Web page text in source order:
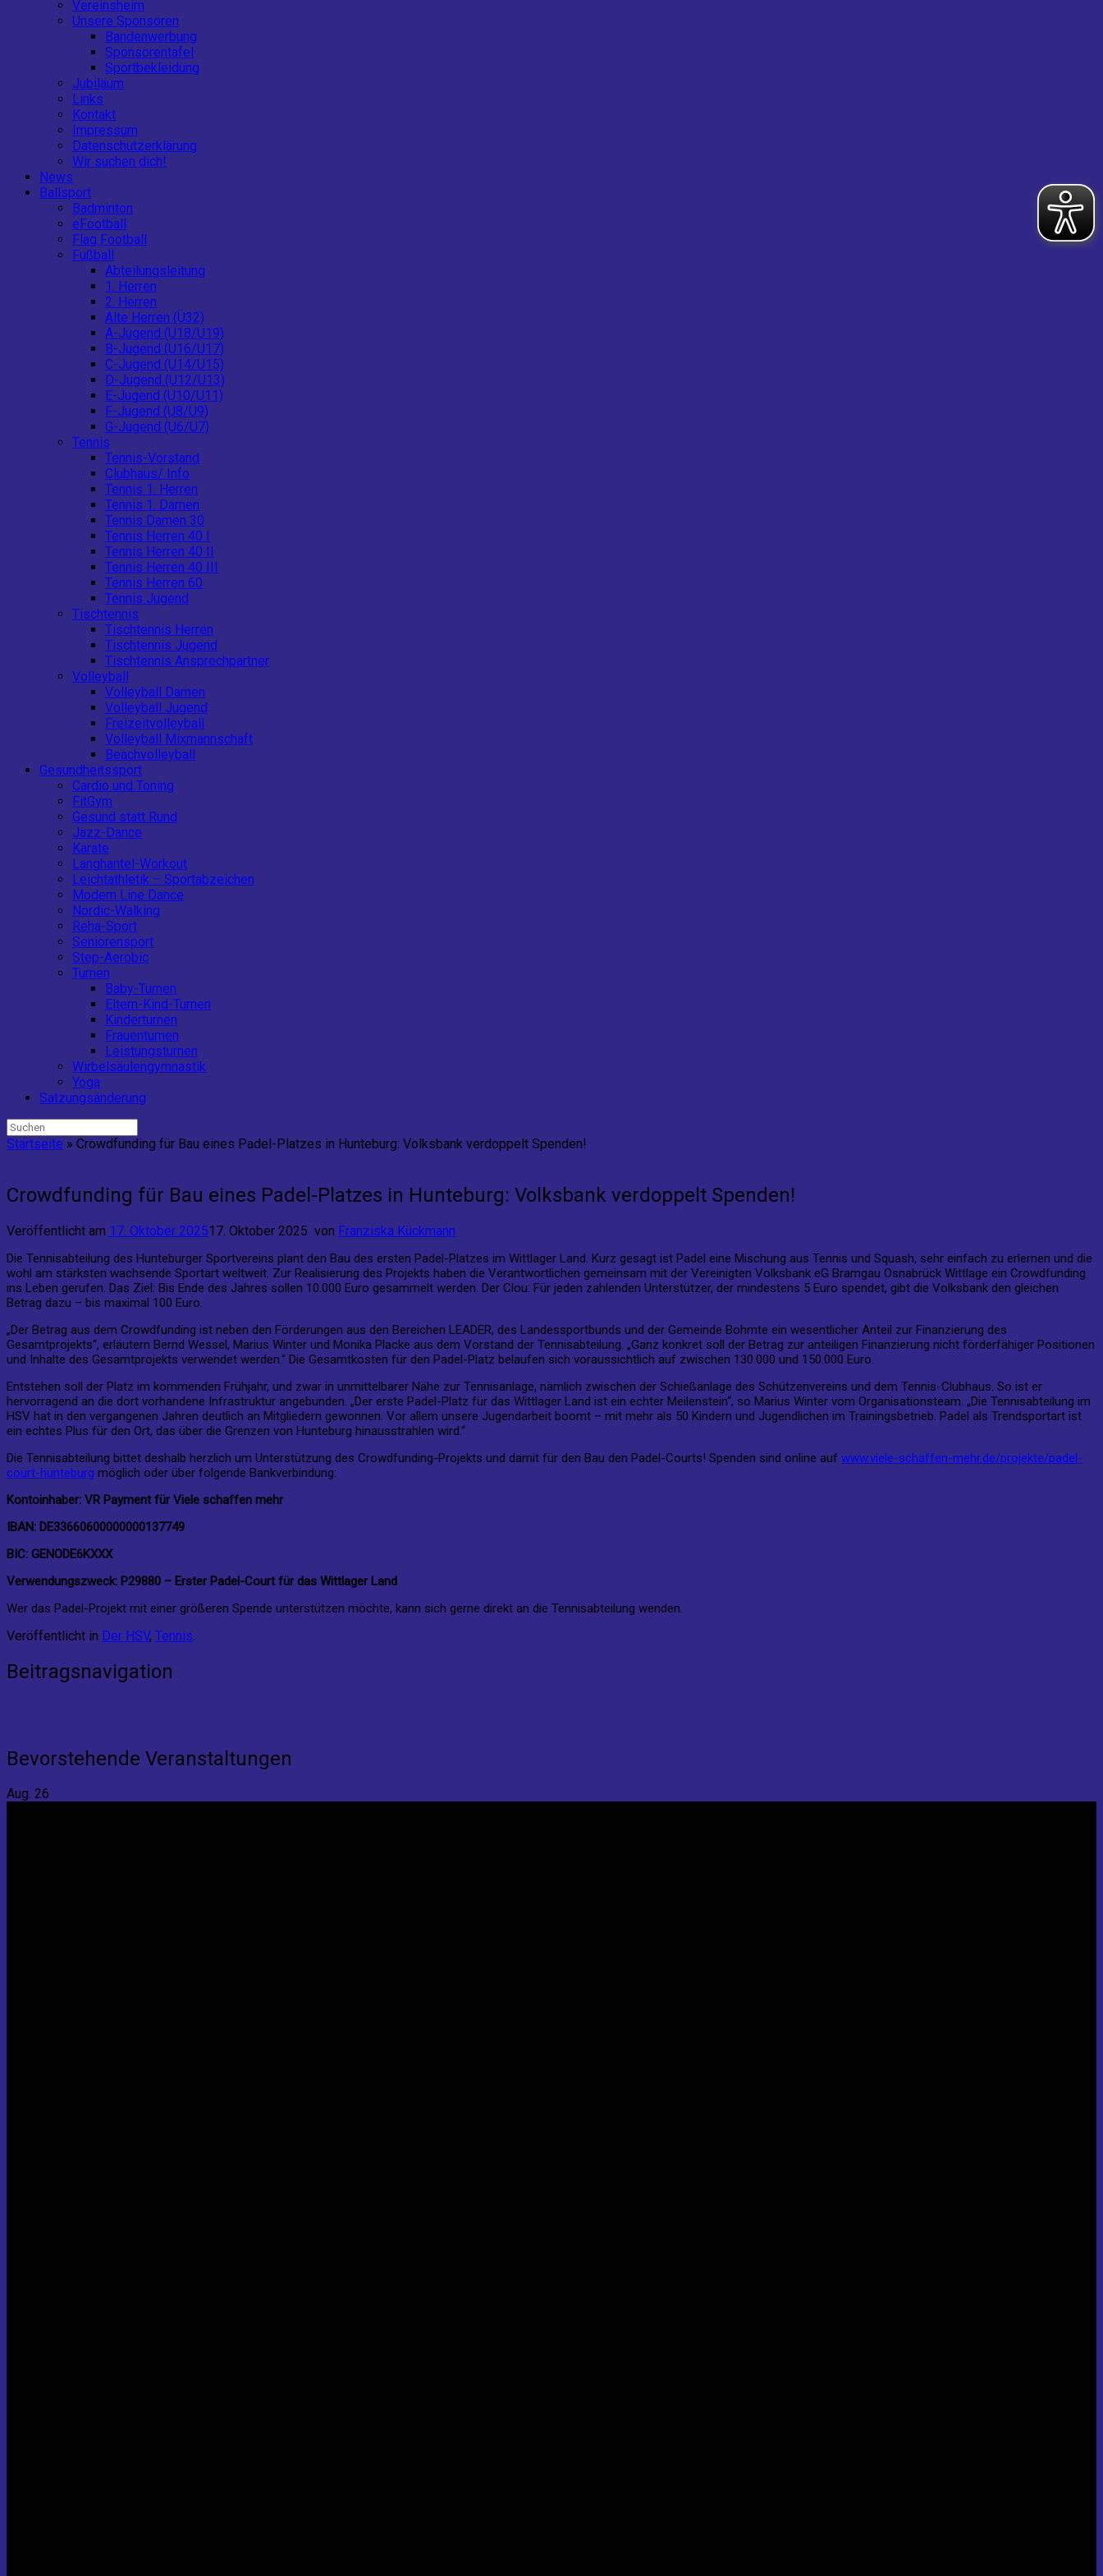
Vereinsheim
Unsere Sponsoren
Bandenwerbung
Sponsorentafel
Sportbekleidung
Jubiläum
Links
Kontakt
Impressum
Datenschutzerklärung
Wir suchen dich!
News
Ballsport
Badminton
eFootball
Flag Football
Fußball
Abteilungsleitung
1. Herren
2. Herren
Alte Herren (Ü32)
A-Jugend (U18/U19)
B-Jugend (U16/U17)
C-Jugend (U14/U15)
D-Jugend (U12/U13)
E-Jugend (U10/U11)
F-Jugend (U8/U9)
G-Jugend (U6/U7)
Tennis
Tennis-Vorstand
Clubhaus/ Info
Tennis 1. Herren
Tennis 1. Damen
Tennis Damen 30
Tennis Herren 40 I
Tennis Herren 40 II
Tennis Herren 40 III
Tennis Herren 60
Tennis Jugend
Tischtennis
Tischtennis Herren
Tischtennis Jugend
Tischtennis Ansprechpartner
Volleyball
Volleyball Damen
Volleyball Jugend
Freizeitvolleyball
Volleyball Mixmannschaft
Beachvolleyball
Gesundheitssport
Cardio und Toning
FitGym
Gesund statt Rund
Jazz-Dance
Karate
Langhantel-Workout
Leichtathletik – Sportabzeichen
Modern Line Dance
Nordic-Walking
Reha-Sport
Seniorensport
Step-Aerobic
Turnen
Baby-Turnen
Eltern-Kind-Turnen
Kinderturnen
Frauenturnen
Leistungsturnen
Wirbelsäulengymnastik
Yoga
Satzungsänderung
Suchen
nach:
Startseite » Crowdfunding für Bau eines Padel-Platzes in Hunteburg: Volksbank verdoppelt Spenden!
Crowdfunding für Bau eines Padel-Platzes in Hunteburg: Volksbank verdoppelt Spenden!
Veröffentlicht am 17. Oktober 202517. Oktober 2025 von Franziska Kückmann
Die Tennisabteilung des Hunteburger Sportvereins plant den Bau des ersten Padel-Platzes im Wittlager Land. Kurz gesagt ist Padel eine Mischung aus Tennis und Squash, sehr einfach zu erlernen und die
wohl am stärksten wachsende Sportart weltweit. Zur Realisierung des Projekts haben die Verantwortlichen gemeinsam mit der Vereinigten Volksbank eG Bramgau Osnabrück Wittlage ein Crowdfunding
ins Leben gerufen. Das Ziel: Bis Ende des Jahres sollen 10.000 Euro gesammelt werden. Der Clou: Für jeden zahlenden Unterstützer, der mindestens 5 Euro spendet, gibt die Volksbank den gleichen
Betrag dazu – bis maximal 100 Euro.
„Der Betrag aus dem Crowdfunding ist neben den Förderungen aus den Bereichen LEADER, des Landessportbunds und der Gemeinde Bohmte ein wesentlicher Anteil zur Finanzierung des
Gesamtprojekts“, erläutern Bernd Wessel, Marius Winter und Monika Placke aus dem Vorstand der Tennisabteilung. „Ganz konkret soll der Betrag zur anteiligen Finanzierung nicht förderfähiger Positionen
und Inhalte des Gesamtprojekts verwendet werden.“ Die Gesamtkosten für den Padel-Platz belaufen sich voraussichtlich auf zwischen 130.000 und 150.000 Euro.
Entstehen soll der Platz im kommenden Frühjahr, und zwar in unmittelbarer Nähe zur Tennisanlage, nämlich zwischen der Schießanlage des Schützenvereins und dem Tennis-Clubhaus. So ist er
hervorragend an die dort vorhandene Infrastruktur angebunden. „Der erste Padel-Platz für das Wittlager Land ist ein echter Meilenstein“, so Marius Winter vom Organisationsteam. „Die Tennisabteilung im
HSV hat in den vergangenen Jahren deutlich an Mitgliedern gewonnen. Vor allem unsere Jugendarbeit boomt – mit mehr als 50 Kindern und Jugendlichen im Trainingsbetrieb. Padel als Trendsportart ist
ein echtes Plus für den Ort, das über die Grenzen von Hunteburg hinausstrahlen wird.“
Die Tennisabteilung bittet deshalb herzlich um Unterstützung des Crowdfunding-Projekts und damit für den Bau den Padel-Courts! Spenden sind online auf www.viele-schaffen-mehr.de/projekte/padel-
court-hunteburg möglich oder über folgende Bankverbindung:
Kontoinhaber: VR Payment für Viele schaffen mehr
IBAN: DE33660600000000137749
BIC: GENODE6KXXX
Verwendungszweck: P29880 – Erster Padel-Court für das Wittlager Land
Wer das Padel-Projekt mit einer größeren Spende unterstützen möchte, kann sich gerne direkt an die Tennisabteilung wenden.
Veröffentlicht in Der HSV, Tennis.
Beitragsnavigation
Bevorstehende Veranstaltungen
Aug. 26